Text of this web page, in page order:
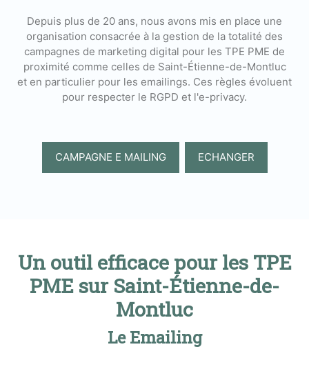
Depuis plus de 20 ans, nous avons mis en place une
organisation consacrée à la gestion de la totalité des
campagnes de marketing digital pour les TPE PME de
proximité comme celles de Saint-Étienne-de-Montluc
et en particulier pour les emailings. Ces règles évoluent
pour respecter le RGPD et l'e-privacy.
CAMPAGNE E MAILING ECHANGER
Un outil efficace pour les TPE
PME sur Saint-Étienne-de-
Montluc
Le Emailing